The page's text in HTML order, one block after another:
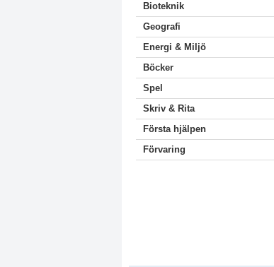
Bioteknik
Geografi
Energi & Miljö
Böcker
Spel
Skriv & Rita
Första hjälpen
Förvaring